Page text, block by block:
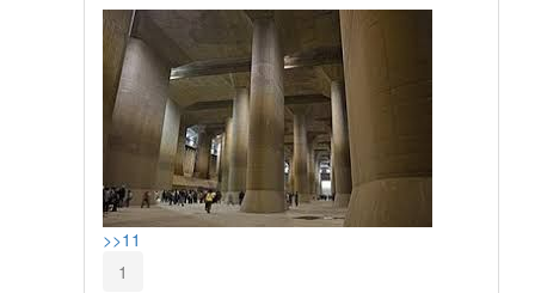
>>11
1